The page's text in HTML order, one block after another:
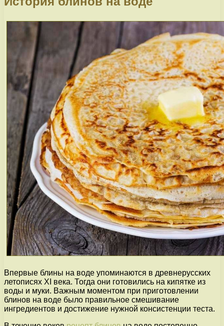
Впервые блины на воде упоминаются в древнерусских
летописях XI века. Тогда они готовились на кипятке из
воды и муки. Важным моментом при приготовлении
блинов на воде было правильное смешивание
ингредиентов и достижение нужной консистенции теста.